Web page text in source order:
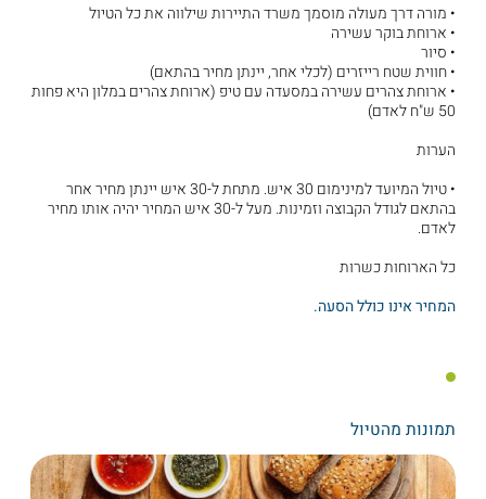
• מורה דרך מעולה מוסמך משרד התיירות שילווה את כל הטיול
• ארוחת בוקר עשירה
• סיור
• חווית שטח רייזרים (לכלי אחר, יינתן מחיר בהתאם)
• ארוחת צהרים עשירה במסעדה עם טיפ (ארוחת צהרים במלון היא פחות
50 ש"ח לאדם)
הערות
• טיול המיועד למינימום 30 איש. מתחת ל-30 איש יינתן מחיר אחר
בהתאם לגודל הקבוצה וזמינות. מעל ל-30 איש המחיר יהיה אותו מחיר
לאדם.
כל הארוחות כשרות
המחיר אינו כולל הסעה.
תמונות מהטיול